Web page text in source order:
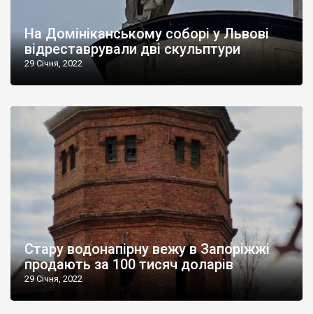
На Домініканському соборі у Львові
відреставрували дві скульптури
29 Січня, 2022
Стару водонапірну вежу в Запоріжжі
продають за 100 тисяч доларів
29 Січня, 2022